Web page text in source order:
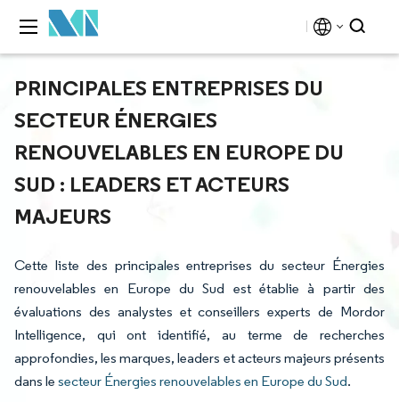
PRINCIPALES ENTREPRISES DU
SECTEUR ÉNERGIES
RENOUVELABLES EN EUROPE DU
SUD : LEADERS ET ACTEURS
MAJEURS
Cette liste des principales entreprises du secteur Énergies
renouvelables en Europe du Sud est établie à partir des
évaluations des analystes et conseillers experts de Mordor
Intelligence, qui ont identifié, au terme de recherches
approfondies, les marques, leaders et acteurs majeurs présents
dans le secteur Énergies renouvelables en Europe du Sud.